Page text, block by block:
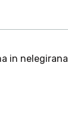
in nelegirana